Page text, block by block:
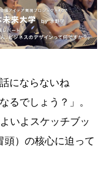
にならないね
るでしょう？」。
いよスケッチブッ
頭）の核心に迫って